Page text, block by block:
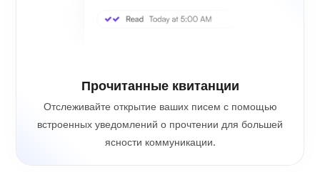
Прочитанные квитанции
Отслеживайте открытие ваших писем с помощью
встроенных уведомлений о прочтении для большей
ясности коммуникации.